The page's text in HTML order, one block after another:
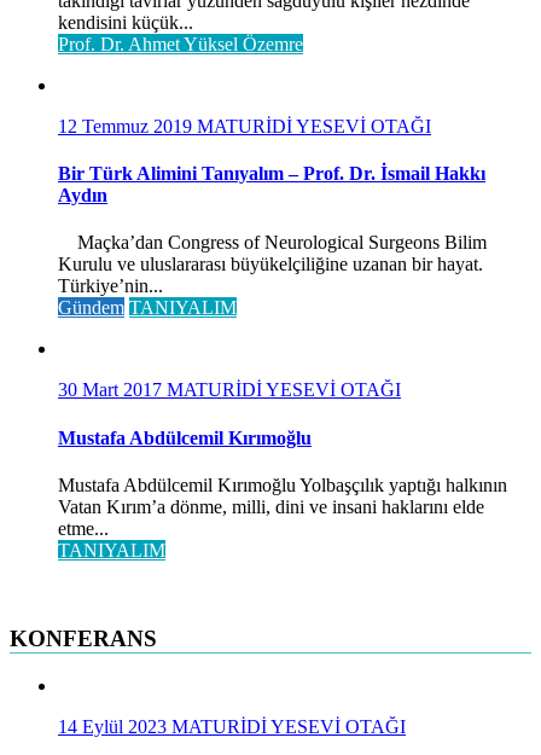
kendisini küçük...
Prof. Dr. Ahmet Yüksel Özemre
12 Temmuz 2019 MATURİDİ YESEVİ OTAĞI
Bir Türk Alimini Tanıyalım – Prof. Dr. İsmail Hakkı
Aydın
Maçka’dan Congress of Neurological Surgeons Bilim
Kurulu ve uluslararası büyükelçiliğine uzanan bir hayat.
Türkiye’nin...
Gündem TANIYALIM
30 Mart 2017 MATURİDİ YESEVİ OTAĞI
Mustafa Abdülcemil Kırımoğlu
Mustafa Abdülcemil Kırımoğlu Yolbaşçılık yaptığı halkının
Vatan Kırım’a dönme, milli, dini ve insani haklarını elde
etme...
TANIYALIM
KONFERANS
14 Eylül 2023 MATURİDİ YESEVİ OTAĞI